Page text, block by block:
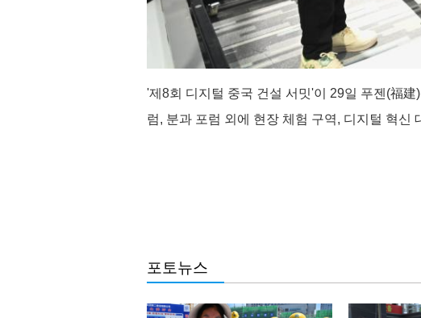
'제8회 디지털 중국 건설 서밋'이 29일 푸젠(福
럼, 분과 포럼 외에 현장 체험 구역, 디지털 혁신